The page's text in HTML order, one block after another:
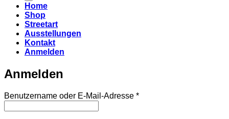
Home
Shop
Streetart
Ausstellungen
Kontakt
Anmelden
Anmelden
Benutzername oder E-Mail-Adresse *Erforderlich